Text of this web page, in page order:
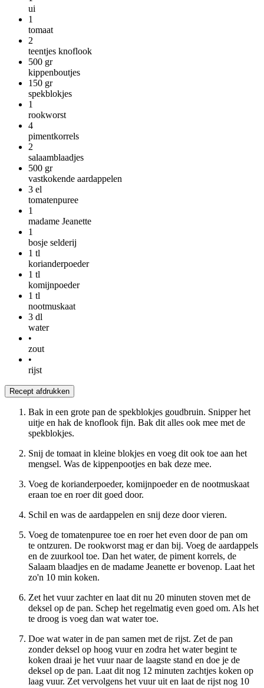
ui
1
tomaat
2
teentjes knoflook
500 gr
kippenboutjes
150 gr
spekblokjes
1
rookworst
4
pimentkorrels
2
salaamblaadjes
500 gr
vastkokende aardappelen
3 el
tomatenpuree
1
madame Jeanette
1
bosje selderij
1 tl
korianderpoeder
1 tl
komijnpoeder
1 tl
nootmuskaat
3 dl
water
•
zout
•
rijst
Recept afdrukken
Bak in een grote pan de spekblokjes goudbruin. Snipper het
uitje en hak de knoflook fijn. Bak dit alles ook mee met de
spekblokjes.
Snij de tomaat in kleine blokjes en voeg dit ook toe aan het
mengsel. Was de kippenpootjes en bak deze mee.
Voeg de korianderpoeder, komijnpoeder en de nootmuskaat
eraan toe en roer dit goed door.
Schil en was de aardappelen en snij deze door vieren.
Voeg de tomatenpuree toe en roer het even door de pan om
te ontzuren. De rookworst mag er dan bij. Voeg de aardappels
en de zuurkool toe. Dan het water, de piment korrels, de
Salaam blaadjes en de madame Jeanette er bovenop. Laat het
zo'n 10 min koken.
Zet het vuur zachter en laat dit nu 20 minuten stoven met de
deksel op de pan. Schep het regelmatig even goed om. Als het
te droog is voeg dan wat water toe.
Doe wat water in de pan samen met de rijst. Zet de pan
zonder deksel op hoog vuur en zodra het water begint te
koken draai je het vuur naar de laagste stand en doe je de
deksel op de pan. Laat dit nog 12 minuten zachtjes koken op
laag vuur. Zet vervolgens het vuur uit en laat de rijst nog 10